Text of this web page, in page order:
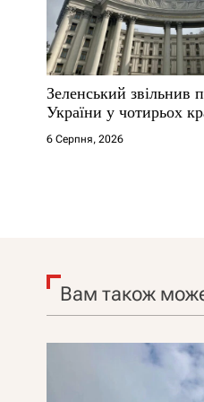
Зеленський звільнив
України у чотирьох
6 Серпня, 2026
Вам також